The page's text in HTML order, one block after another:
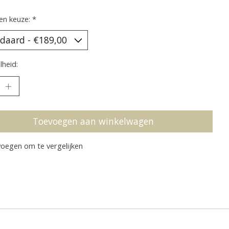
keuze: *
Toevoegen aan winkelwagen
om te vergelijken